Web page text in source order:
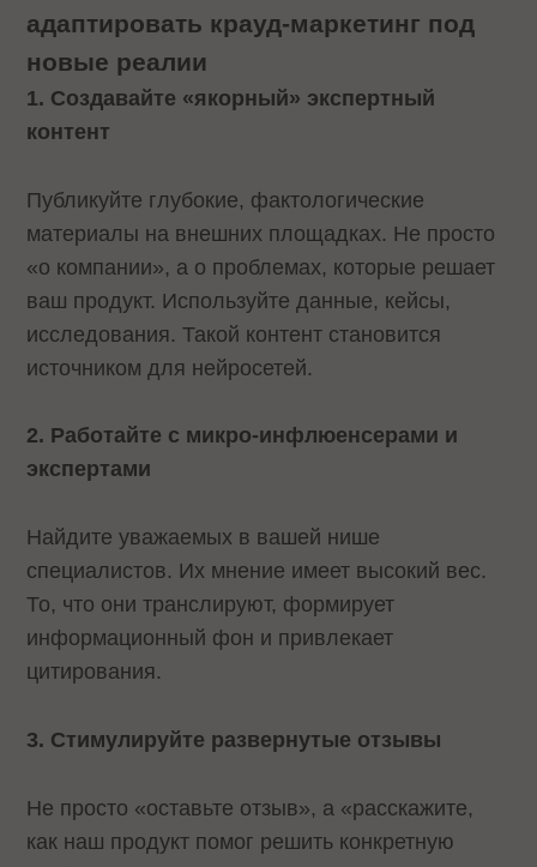
адаптировать крауд-маркетинг под
новые реалии
1. Создавайте «якорный» экспертный
контент
Публикуйте глубокие, фактологические
материалы на внешних площадках. Не просто
«о компании», а о проблемах, которые решает
ваш продукт. Используйте данные, кейсы,
исследования. Такой контент становится
источником для нейросетей.
2. Работайте с микро-инфлюенсерами и
экспертами
Найдите уважаемых в вашей нише
специалистов. Их мнение имеет высокий вес.
То, что они транслируют, формирует
информационный фон и привлекает
цитирования.
3. Стимулируйте развернутые отзывы
Не просто «оставьте отзыв», а «расскажите,
как наш продукт помог решить конкретную